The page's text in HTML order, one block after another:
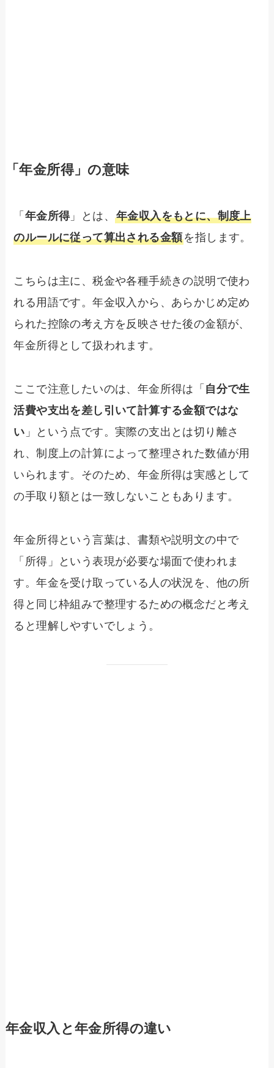
「年金所得」の意味
「 年金所得」とは、年金収入をもとに、制度上
のルールに従って算出される金額を指します。
こちらは主に、税金や各種手続きの説明で使わ
れる用語です。年金収入から、あらかじめ定め
られた控除の考え方を反映させた後の金額が、
年金所得として扱われます。
ここで注意したいのは、年金所得は「 自分で生
活費や支出を差し引いて計算する金額ではな
い 」という点です。実際の支出とは切り離さ
れ、制度上の計算によって整理された数値が用
いられます。そのため、年金所得は実感として
の手取り額とは一致しないこともあります。
年金所得という言葉は、書類や説明文の中で
「所得」という表現が必要な場面で使われま
す。年金を受け取っている人の状況を、他の所
得と同じ枠組みで整理するための概念だと考え
ると理解しやすいでしょう。
年金収入と年金所得の違い